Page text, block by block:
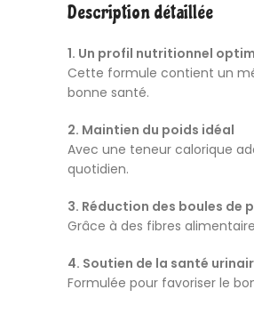
Description détaillée
1. Un profil nutritionnel
Cette formule contient un
bonne santé.
2. Maintien du poids idéal
Avec une teneur calorique
quotidien.
3. Réduction des boules de
Grâce à des fibres
4. Soutien de la santé
Formulée pour favoriser le